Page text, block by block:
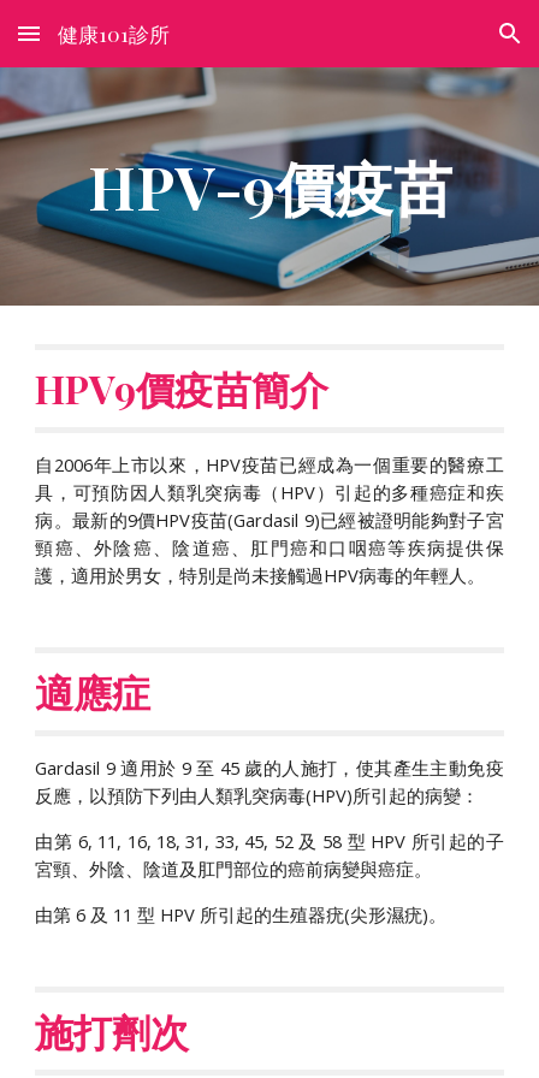
Skip to main content Skip to navigation
健康101診所
HPV-9價疫苗
HPV9價疫苗簡介
自2006年上市以來，HPV疫苗已經成為一個重要的醫療工
具，可預防因人類乳突病毒（HPV）引起的多種癌症和疾
病。最新的9價HPV疫苗(Gardasil 9)已經被證明能夠對子宮
頸癌、外陰癌、陰道癌、肛門癌和口咽癌等疾病提供保
護，適用於男女，特別是尚未接觸過HPV病毒的年輕人。
適應症
Gardasil 9 適用於 9 至 45 歲的人施打，使其產生主動免疫
反應，以預防下列由人類乳突病毒(HPV)所引起的病變：
由第 6, 11, 16, 18, 31, 33, 45, 52 及 58 型 HPV 所引起的子
宮頸、外陰、陰道及肛門部位的癌前病變與癌症。
由第 6 及 11 型 HPV 所引起的生殖器疣(尖形濕疣)。
施打劑次